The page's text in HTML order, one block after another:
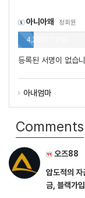
아니아왜 정회원
4,230 (7.1%)
등록된 서명이 없습
아내엄마
Comments
오즈88
압도적의
금, 블랙가